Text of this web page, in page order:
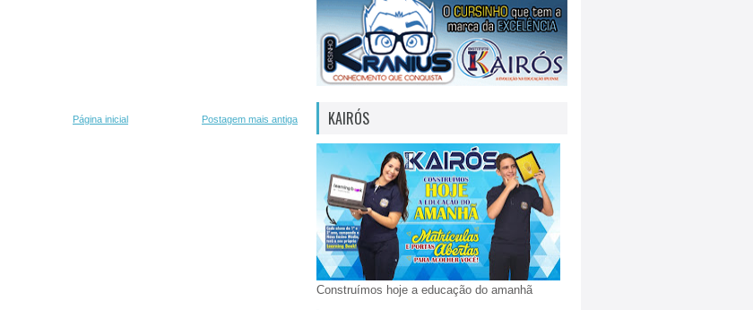
Postagem mais antiga
Página inicial KAIRÓS
Construímos hoje a educação do amanhã